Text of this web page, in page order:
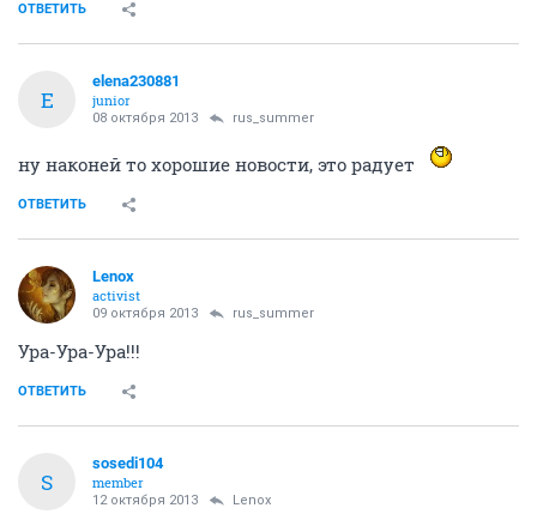
ОТВЕТИТЬ
E
elena230881
junior
08 октября 2013 rus_summer
ну наконей то хорошие новости, это радует
ОТВЕТИТЬ
Lenox
activist
09 октября 2013 rus_summer
Ура-Ура-Ура!!!
ОТВЕТИТЬ
S
sosedi104
member
12 октября 2013 Lenox